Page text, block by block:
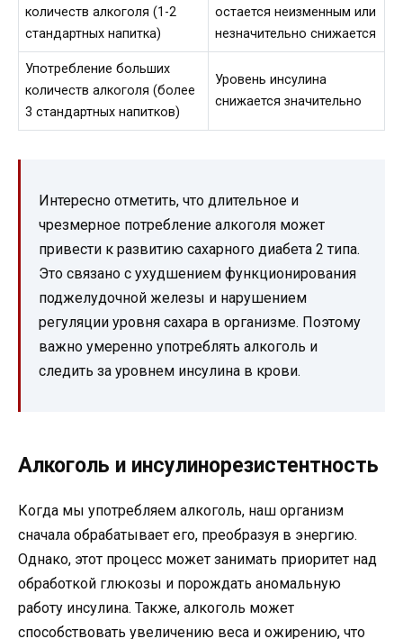
количеств алкоголя (1-2
стандартных напитка)
остается неизменным или
незначительно снижается
Употребление больших
количеств алкоголя (более
3 стандартных напитков)
Уровень инсулина
снижается значительно
Интересно отметить, что длительное и
чрезмерное потребление алкоголя может
привести к развитию сахарного диабета 2 типа.
Это связано с ухудшением функционирования
поджелудочной железы и нарушением
регуляции уровня сахара в организме. Поэтому
важно умеренно употреблять алкоголь и
следить за уровнем инсулина в крови.
Алкоголь и инсулинорезистентность
Когда мы употребляем алкоголь, наш организм
сначала обрабатывает его, преобразуя в энергию.
Однако, этот процесс может занимать приоритет над
обработкой глюкозы и порождать аномальную
работу инсулина. Также, алкоголь может
способствовать увеличению веса и ожирению, что